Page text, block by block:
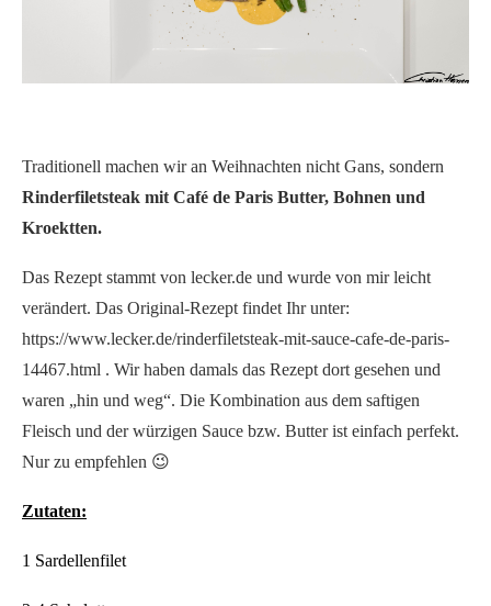
Traditionell machen wir an Weihnachten nicht Gans, sondern
Rinderfiletsteak mit Café de Paris Butter, Bohnen und
Kroektten.
Das Rezept stammt von lecker.de und wurde von mir leicht
verändert. Das Original-Rezept findet Ihr unter:
https://www.lecker.de/rinderfiletsteak-mit-sauce-cafe-de-paris-
14467.html . Wir haben damals das Rezept dort gesehen und
waren „hin und weg“. Die Kombination aus dem saftigen
Fleisch und der würzigen Sauce bzw. Butter ist einfach perfekt.
Nur zu empfehlen 😉
Zutaten:
1 Sardellenfilet